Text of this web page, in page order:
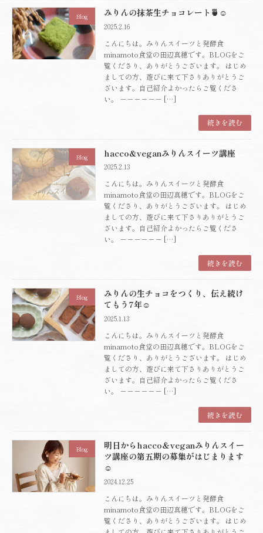
Blog みりんの抹茶生チョコレート🍵☺️
2025.2.16
こんにちは。みりんスイーツと発酵食
minamoto食堂の田辺真穂です。BLOGをご
覧くださり、ありがとうございます。 はじめ
ましての方、遊びに来て下さりありがとうご
ざいます。自己紹介よかったらご覧くださ
い。 －－－－－－ […]
続きを読む
Blog hacco&veganみりんスイーツ講座
2025.2.13
こんにちは。みりんスイーツと発酵食
minamoto食堂の田辺真穂です。BLOGをご
覧くださり、ありがとうございます。 はじめ
ましての方、遊びに来て下さりありがとうご
ざいます。自己紹介よかったらご覧くださ
い。 －－－－－－ […]
続きを読む
Blog
みりんの生チョコをつくり、伝え続け
てもう7年☺️
2025.1.13
こんにちは。みりんスイーツと発酵食
minamoto食堂の田辺真穂です。BLOGをご
覧くださり、ありがとうございます。 はじめ
ましての方、遊びに来て下さりありがとうご
ざいます。自己紹介よかったらご覧くださ
い。 －－－－－－ […]
続きを読む
Blog
明日からhacco＆veganみりんスイー
ツ講座の第五期の募集がはじまります
☺️
2024.12.25
こんにちは。みりんスイーツと発酵食
minamoto食堂の田辺真穂です。BLOGをご
覧くださり、ありがとうございます。 はじめ